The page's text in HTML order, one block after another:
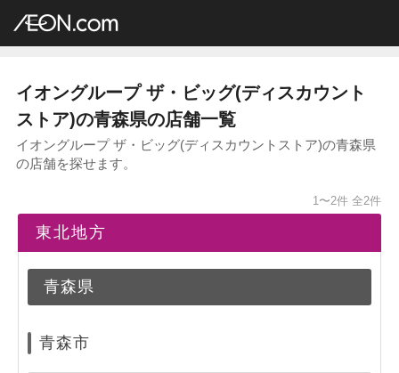
イオングループ店舗一覧
イオングループ ザ・ビッグ(ディスカウント
ストア)の青森県の店舗一覧
イオングループ ザ・ビッグ(ディスカウントストア)の青森県
の店舗を探せます。
1〜2件 全2件
東北地方
青森県
青森市